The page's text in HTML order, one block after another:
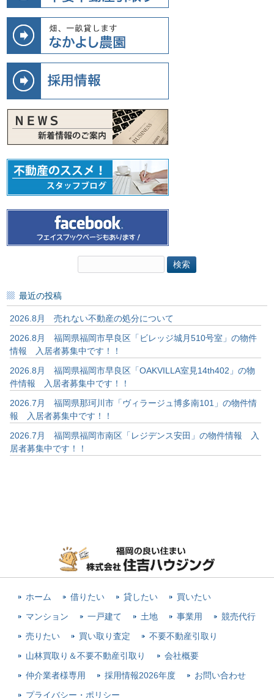
最近の投稿
2026.8月 売れない不動産の処分について
2026.8月 福岡県福岡市早良区「ビレッジ城月510号室」の物件
情報 入居者募集中です！！
2026.8月 福岡県福岡市早良区「OAKVILLA室見14th402」の物
件情報 入居者募集中です！！
2026.7月 福岡県那珂川市「ヴィラージュ博多南101」の物件情
報 入居者募集中です！！
2026.7月 福岡県福岡市南区「レジデンス安田」の物件情報 入
居者募集中です！！
ホーム 借りたい 貸したい 買いたい
マンション 一戸建て 土地 事業用 競売代行
売りたい 買い取り査定 不要不動産引取り
山林買取り＆不要不動産引取り 会社概要
仲介業者様専用 採用情報2026年度 お問い合わせ
プライバシー・ポリシー